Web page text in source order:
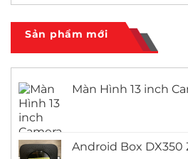
Honda
luận
Màn
Hình
Outlander
Sản phẩm mới
Màn Hình 13 inch
Android Box DX350